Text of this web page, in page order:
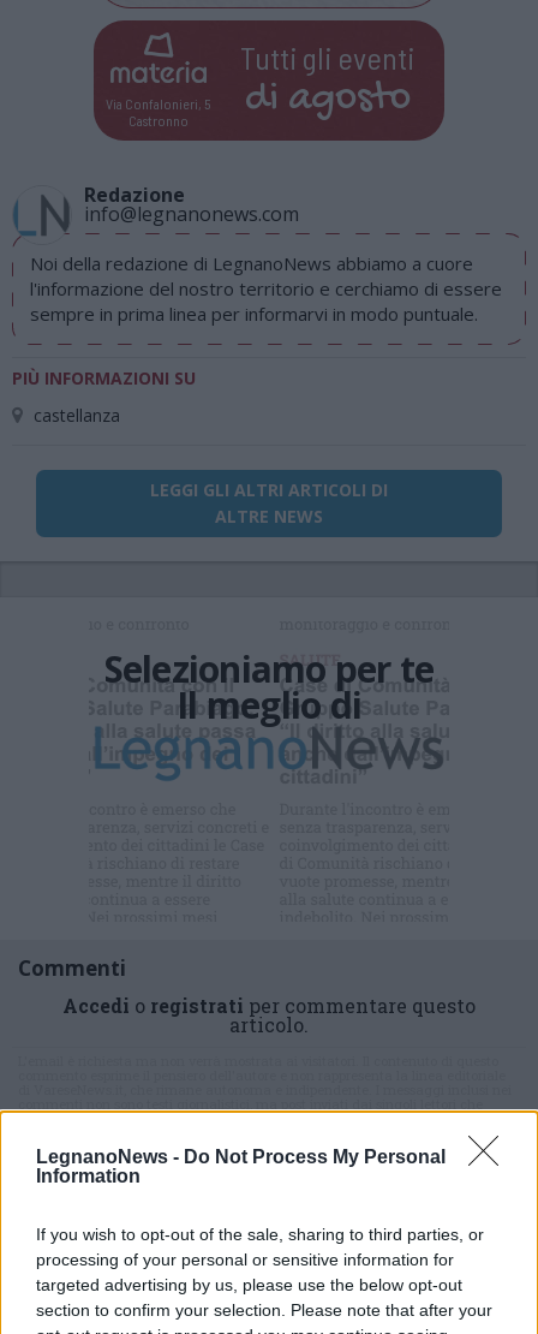
LegnanoNews - Do Not Process My Personal
Information
If you wish to opt-out of the sale, sharing to third parties, or
processing of your personal or sensitive information for
targeted advertising by us, please use the below opt-out
section to confirm your selection. Please note that after your
Via Confalonieri, 5
Castronno
Tutti gli eventi
di agosto
Redazione
info@legnanonews.com
Noi della redazione di LegnanoNews abbiamo a cuore
l'informazione del nostro territorio e cerchiamo di essere
sempre in prima linea per informarvi in modo puntuale.
PIÙ INFORMAZIONI SU
castellanza
LEGGI GLI ALTRI ARTICOLI DI
ALTRE NEWS
Selezioniamo per te
Il meglio di
Commenti
Accedi o registrati per commentare questo
articolo.
possono essere automaticamente pubblicati senza filtro preventivo. I commenti
che includano uno o più link a siti esterni verranno rimossi in automatico dal
sistema.